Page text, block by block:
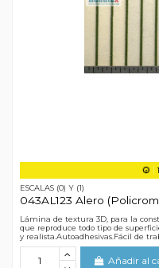
ESCALAS (0) Y (1)
043AL123 Alero
Lámina de textura 3D, para la
que reproduce todo tipo de
y realista.Autoadhesivas.Fácil de
Añadir al